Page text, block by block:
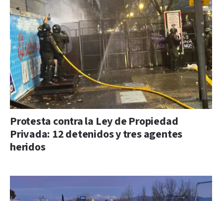
Protesta contra la Ley de Propiedad
Privada: 12 detenidos y tres agentes
heridos